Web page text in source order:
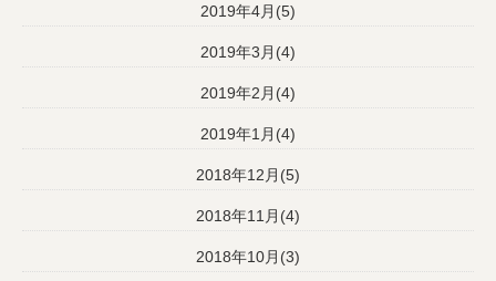
2019年4月(5)
2019年3月(4)
2019年2月(4)
2019年1月(4)
2018年12月(5)
2018年11月(4)
2018年10月(3)